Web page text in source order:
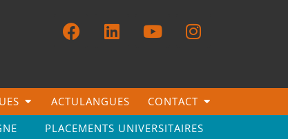
ACTULANGUES
CONTACT
PLACEMENTS UNIVERSITAIRES